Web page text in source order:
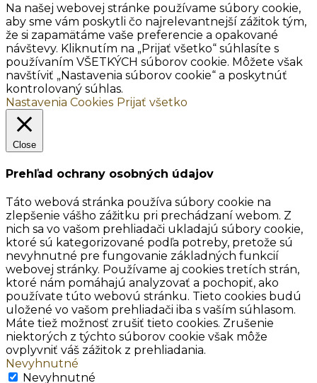
Na našej webovej stránke používame súbory cookie,
aby sme vám poskytli čo najrelevantnejší zážitok tým,
že si zapamätáme vaše preferencie a opakované
návštevy. Kliknutím na „Prijať všetko“ súhlasíte s
používaním VŠETKÝCH súborov cookie. Môžete však
navštíviť „Nastavenia súborov cookie“ a poskytnúť
kontrolovaný súhlas.
Nastavenia Cookies Prijať všetko
Close
Prehľad ochrany osobných údajov
Táto webová stránka používa súbory cookie na
zlepšenie vášho zážitku pri prechádzaní webom. Z
nich sa vo vašom prehliadači ukladajú súbory cookie,
ktoré sú kategorizované podľa potreby, pretože sú
nevyhnutné pre fungovanie základných funkcií
webovej stránky. Používame aj cookies tretích strán,
ktoré nám pomáhajú analyzovať a pochopiť, ako
používate túto webovú stránku. Tieto cookies budú
uložené vo vašom prehliadači iba s vaším súhlasom.
Máte tiež možnosť zrušiť tieto cookies. Zrušenie
niektorých z týchto súborov cookie však môže
ovplyvniť váš zážitok z prehliadania.
Nevyhnutné
Nevyhnutné